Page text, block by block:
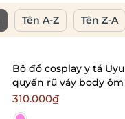
Tên A-Z Tên Z-A
Bộ đồ cosplay y tá
quyến rũ váy body
phụ kiện
310.000₫